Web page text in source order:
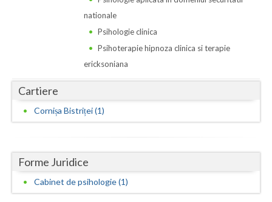
Hunedoara
Ialomita
Ilfov
Maramures
nationale
Psihologie clinica
Psihoterapie hipnoza clinica si terapie
ericksoniana
Cartiere
Cornișa Bistriței (1)
Forme Juridice
Cabinet de psihologie (1)